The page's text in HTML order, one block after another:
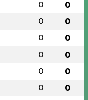
0 0
0 0
0 0
0 0
0 0
0 0